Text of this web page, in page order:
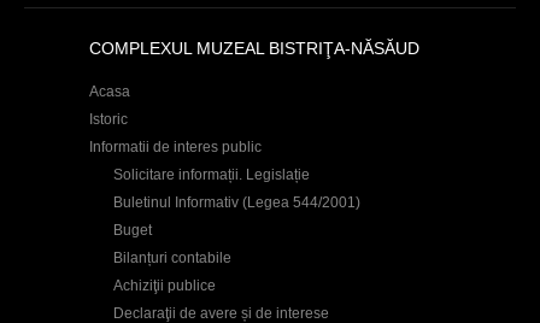
COMPLEXUL MUZEAL BISTRIŢA-NĂSĂUD
Acasa
Istoric
Informatii de interes public
Solicitare informații. Legislație
Buletinul Informativ (Legea 544/2001)
Buget
Bilanțuri contabile
Achiziţii publice
Declaraţii de avere și de interese